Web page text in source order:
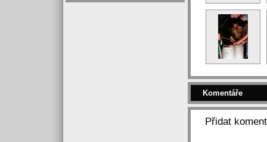
Komentáře
Přidat